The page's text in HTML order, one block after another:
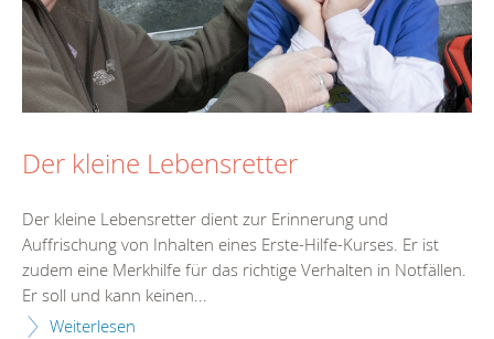
Der kleine Lebensretter
Der kleine Lebensretter dient zur Erinnerung und
Auffrischung von Inhalten eines Erste-Hilfe-Kurses. Er ist
zudem eine Merkhilfe für das richtige Verhalten in Notfällen.
Er soll und kann keinen...
Weiterlesen